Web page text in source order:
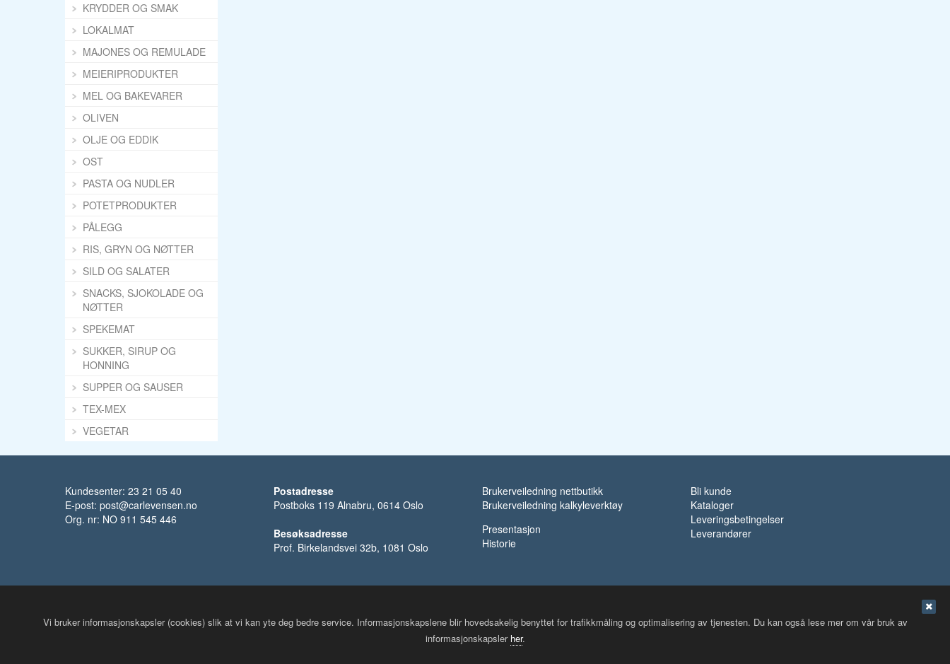
Vi bruker informasjonskapsler (cookies) slik at vi kan yte deg bedre service. Informasjonskapslene blir hovedsakelig benyttet for trafikkmåling og optimalisering av tjenesten. Du kan også lese mer om vår bruk av
informasjonskapsler her.
KRYDDER OG SMAK
LOKALMAT
MAJONES OG REMULADE
MEIERIPRODUKTER
MEL OG BAKEVARER
OLIVEN
OLJE OG EDDIK
OST
PASTA OG NUDLER
POTETPRODUKTER
PÅLEGG
RIS, GRYN OG NØTTER
SILD OG SALATER
SNACKS, SJOKOLADE OG
NØTTER
SPEKEMAT
SUKKER, SIRUP OG
HONNING
SUPPER OG SAUSER
TEX-MEX
VEGETAR
Kundesenter: 23 21 05 40
E-post: post@carlevensen.no
Org. nr: NO 911 545 446
Postadresse
Postboks 119 Alnabru, 0614 Oslo
Besøksadresse
Prof. Birkelandsvei 32b, 1081 Oslo
Brukerveiledning nettbutikk
Brukerveiledning kalkyleverktøy
Presentasjon
Historie
Bli kunde
Kataloger
Leveringsbetingelser
Leverandører